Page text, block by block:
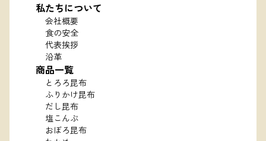
私たちについて
会社概要
食の安全
代表挨拶
沿革
商品一覧
とろろ昆布
ふりかけ昆布
だし昆布
塩こんぶ
おぼろ昆布